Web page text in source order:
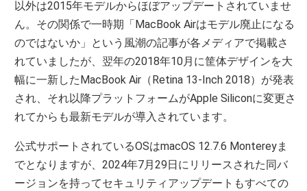
以外は2015年モデルからほぼアップデートされていませ
ん。その関係で一時期「MacBook Airはモデル廃止になる
のではないか」という風潮の記事が各メディアで掲載さ
れていましたが、翌年の2018年10月に筐体デザインを大
幅に一新したMacBook Air（Retina 13-Inch 2018）が発表
され、それ以降プラットフォームがApple Siliconに変更さ
れてからも最新モデルが導入されています。
公式サポートされているOSはmacOS 12.7.6 Montereyま
でとなりますが、2024年7月29日にリリースされた同バ
ージョンを持ってセキュリティアップデートもすべての